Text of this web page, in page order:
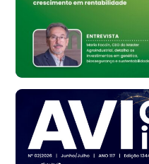
Ovo Vermelho - Regional
Bastos (SP)
R$ 148,56
cx
Frango - Indicador
R$ 7,16
kg
Frango - Indicador